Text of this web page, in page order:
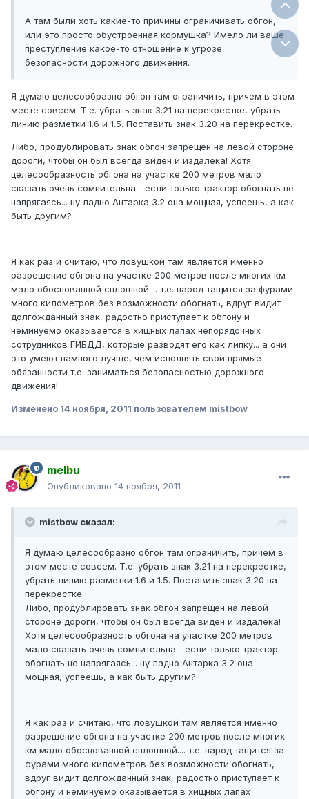
А там были хоть какие-то причины ограничивать обгон,
или это просто обустроенная кормушка? Имело ли ваше
преступление какое-то отношение к угрозе
безопасности дорожного движения.
Я думаю целесообразно обгон там ограничить, причем в этом
месте совсем. Т.е. убрать знак 3.21 на перекрестке, убрать
линию разметки 1.6 и 1.5. Поставить знак 3.20 на перекрестке.
Либо, продублировать знак обгон запрещен на левой стороне
дороги, чтобы он был всегда виден и издалека! Хотя
целесообразность обгона на участке 200 метров мало
сказать очень сомнительна... если только трактор обогнать не
напрягаясь... ну ладно Антарка 3.2 она мощная, успеешь, а как
быть другим?
Я как раз и считаю, что ловушкой там является именно
разрешение обгона на участке 200 метров после многих км
мало обоснованной сплошной.... т.е. народ тащится за фурами
много километров без возможности обогнать, вдруг видит
долгожданный знак, радостно приступает к обгону и
неминуемо оказывается в хищных лапах непорядочных
сотрудников ГИБДД, которые разводят его как липку... а они
это умеют намного лучше, чем исполнять свои прямые
обязанности т.е. заниматься безопасностью дорожного
движения!
Изменено 14 ноября, 2011 пользователем mistbow
melbu
Опубликовано 14 ноября, 2011
mistbow сказал:
Я думаю целесообразно обгон там ограничить, причем в
этом месте совсем. Т.е. убрать знак 3.21 на перекрестке,
убрать линию разметки 1.6 и 1.5. Поставить знак 3.20 на
перекрестке.
Либо, продублировать знак обгон запрещен на левой
стороне дороги, чтобы он был всегда виден и издалека!
Хотя целесообразность обгона на участке 200 метров
мало сказать очень сомнительна... если только трактор
обогнать не напрягаясь... ну ладно Антарка 3.2 она
мощная, успеешь, а как быть другим?
Я как раз и считаю, что ловушкой там является именно
разрешение обгона на участке 200 метров после многих
км мало обоснованной сплошной.... т.е. народ тащится за
фурами много километров без возможности обогнать,
вдруг видит долгожданный знак, радостно приступает к
обгону и неминуемо оказывается в хищных лапах